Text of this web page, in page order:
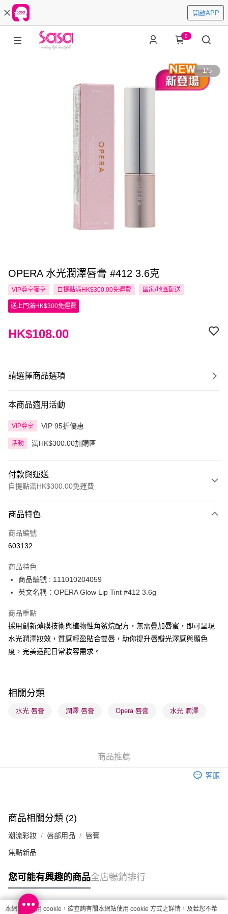
開啟APP
0
1/5
OPERA 水光潤澤唇膏 #412 3.6克
VIP尊享獨享 自提點滿HK$300.00免運費 國家/地區配送
送上門滿HK$300免運費
HK$108.00
請選擇商品選項
本商品適用活動
VIP尊享 VIP 95折優惠
活動 滿HK$300.00加購區
付款與運送
自提點滿HK$300.00免運費
信用卡
Apple Pay
PayMe
WeChat Pay
BoC Pay
送貨方式
順豐自助櫃 - 確認發貨後1-3個工作天送達
順豐站及營業點 - 確認發貨後1-3個工作天送達
(澳門門市) 只顯示可選門市。確認發貨後2-5個工作天到店，3天內
取。逾期會取消訂單，並不會安排重寄
每筆HK$20.00，滿HK$100.00或以上免運費
澳門地區配送 - 確認發貨後1-4個工作天送達
商品特色
商品編號
603132
商品特色
商品編號 : 111010204059
英文名稱：OPERA Glow Lip Tint #412 3.6g
商品重點
採用創新薄膜技術與植物性角鯊烷配方，無需疊加唇蜜，即可呈現
水光潤澤妝效，質感輕盈貼合雙唇，助你提升唇瓣光澤感與顯色
度，完美适配日常妝容需求。
相關分類
水光 唇膏 潤澤 唇膏 Opera 唇膏 水光 潤澤
商品推薦
客服
商品相關分類 (2)
潮流彩妝 唇部用品 唇膏
焦點新品
您可能有興趣的商品全店暢銷排行
本網站中使用 cookie，欲查詢有關本網站使用 cookie 方式之詳情，及若您不希